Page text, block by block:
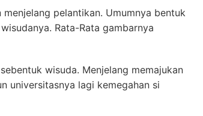
pelantikan. Umumnya bentuk
Rata-Rata gambarnya
wisuda. Menjelang memajukan
universitasnya lagi kemegahan si